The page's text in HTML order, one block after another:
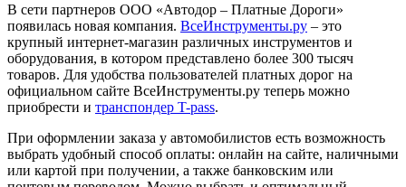
В сети партнеров ООО «Автодор – Платные Дороги»
появилась новая компания. ВсеИнструменты.ру – это
крупный интернет-магазин различных инструментов и
оборудования, в котором представлено более 300 тысяч
товаров. Для удобства пользователей платных дорог на
официальном сайте ВсеИнструменты.ру теперь можно
приобрести и транспондер T-pass.
При оформлении заказа у автомобилистов есть возможность
выбрать удобный способ оплаты: онлайн на сайте, наличными
или картой при получении, а также банковским или